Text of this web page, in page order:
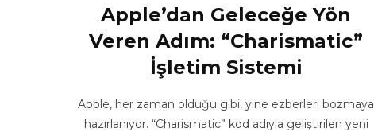
Apple’dan Geleceğe Yön
Veren Adım: “Charismatic”
İşletim Sistemi
Apple, her zaman olduğu gibi, yine ezberleri bozmaya
hazırlanıyor. “Charismatic” kod adıyla geliştirilen yeni